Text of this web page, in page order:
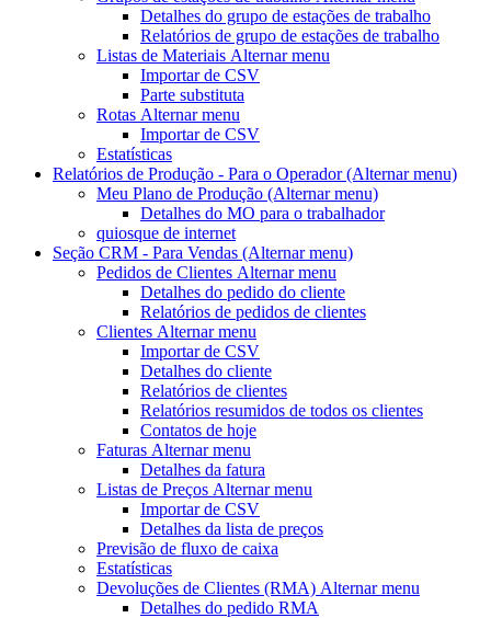
Detalhes do grupo de estações de trabalho
Relatórios de grupo de estações de trabalho
Listas de Materiais Alternar menu
Importar de CSV
Parte substituta
Rotas Alternar menu
Importar de CSV
Estatísticas
Relatórios de Produção - Para o Operador(Alternar menu)
Meu Plano de Produção (Alternar menu)
Detalhes do MO para o trabalhador
quiosque de internet
Seção CRM - Para Vendas (Alternar menu)
Pedidos de Clientes Alternar menu
Detalhes do pedido do cliente
Relatórios de pedidos de clientes
Clientes Alternar menu
Importar de CSV
Detalhes do cliente
Relatórios de clientes
Relatórios resumidos de todos os clientes
Contatos de hoje
Faturas Alternar menu
Detalhes da fatura
Listas de Preços Alternar menu
Importar de CSV
Detalhes da lista de preços
Previsão de fluxo de caixa
Estatísticas
Devoluções de Clientes (RMA) Alternar menu
Detalhes do pedido RMA